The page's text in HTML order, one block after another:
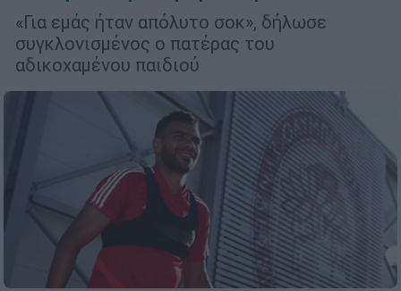
«Για εμάς ήταν απόλυτο σοκ», δήλωσε
συγκλονισμένος ο πατέρας του
αδικοχαμένου παιδιού